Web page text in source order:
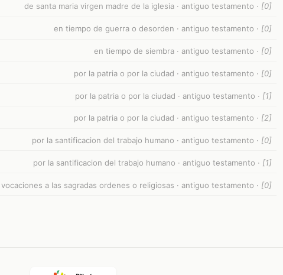
de santa maria virgen madre de la iglesia · antiguo testamento · [0]
en tiempo de guerra o desorden · antiguo testamento · [0]
en tiempo de siembra · antiguo testamento · [0]
por la patria o por la ciudad · antiguo testamento · [0]
por la patria o por la ciudad · antiguo testamento · [1]
por la patria o por la ciudad · antiguo testamento · [2]
por la santificacion del trabajo humano · antiguo testamento · [0]
por la santificacion del trabajo humano · antiguo testamento · [1]
a las sagradas ordenes o religiosas · antiguo testamento · [0]